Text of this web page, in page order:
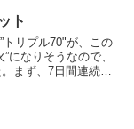
ト
トリプル70"が、この
になりそうなので、
まず、7日間連続